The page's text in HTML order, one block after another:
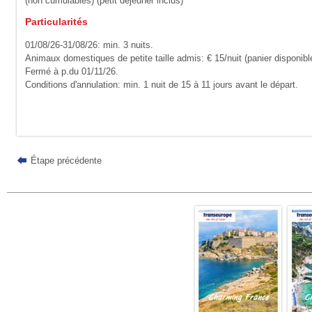
Particularités
01/08/26-31/08/26: min. 3 nuits.
Animaux domestiques de petite taille admis: € 15/nuit (panier
Fermé à p.du 01/11/26.
Conditions d'annulation: min. 1 nuit de 15 à 11 jours avant le départ.
Étape précédente